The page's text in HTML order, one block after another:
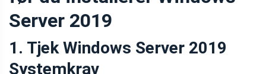
Server 2019
1. Tjek Windows Server 2019
Systemkrav